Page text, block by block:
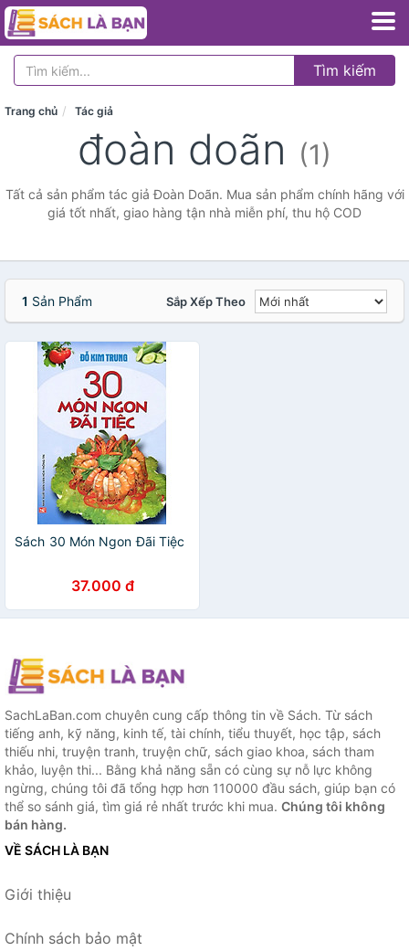
Tìm kiếm
Trang chủ Tác giả
đoàn doãn (1)
Tất cả sản phẩm tác giả Đoàn Doãn. Mua sản phẩm chính hãng với
giá tốt nhất, giao hàng tận nhà miễn phí, thu hộ COD
1 Sản Phẩm Sắp Xếp Theo
Sách 30 Món Ngon Đãi Tiệc
37.000 đ
SachLaBan.com chuyên cung cấp thông tin về Sách. Từ sách
tiếng anh, kỹ năng, kinh tế, tài chính, tiểu thuyết, học tập, sách
thiếu nhi, truyện tranh, truyện chữ, sách giao khoa, sách tham
khảo, luyện thi... Bằng khả năng sẵn có cùng sự nỗ lực không
ngừng, chúng tôi đã tổng hợp hơn 110000 đầu sách, giúp bạn có
thể so sánh giá, tìm giá rẻ nhất trước khi mua. Chúng tôi không
bán hàng.
VỀ SÁCH LÀ BẠN
Giới thiệu
Chính sách bảo mật